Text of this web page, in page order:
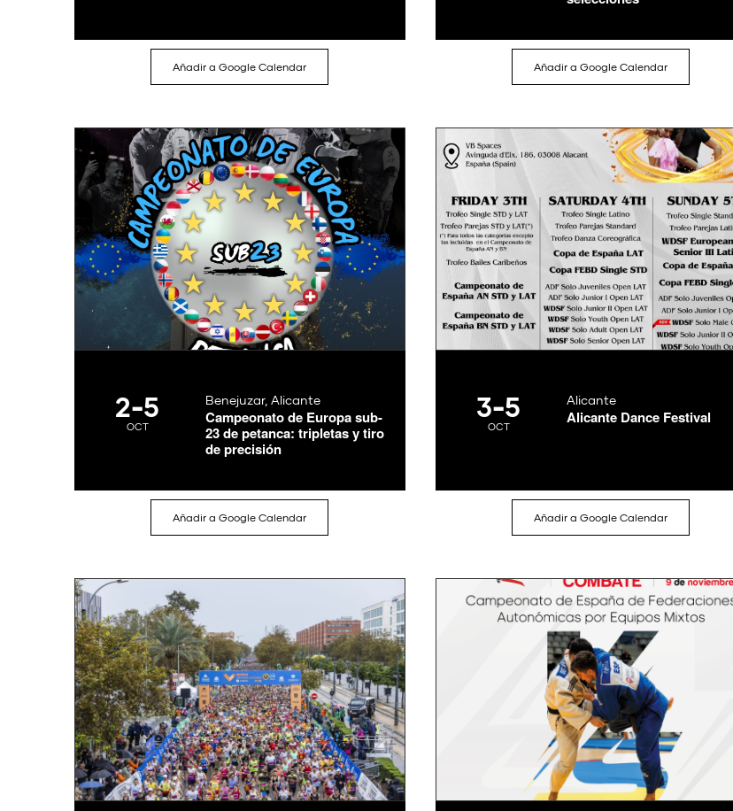
Añadir a Google Calendar Añadir a Google Calendar
2-5
OCT
Campeonato de Europa sub-
23 de petanca: tripletas y tiro
de precisión
Benejuzar, Alicante
Añadir a Google Calendar
3-5
OCT Alicante Dance Festival
Alicante
Añadir a Google Calendar